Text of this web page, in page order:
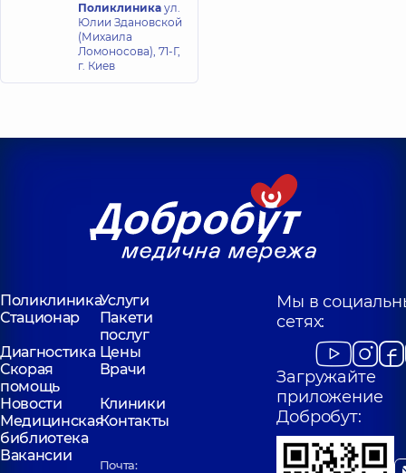
Поликлиника ул.
Юлии Здановской
(Михаила
Ломоносова), 71-Г,
г. Киев
ПоликлиникаУслуги
Стационар
Пакети
послуг
Диагностика Цены
Скорая
помощь
Врачи
Новости
Клиники
Медицинская
библиотека
Контакты
Вакансии
Почта:
Мы в
сетях:
Загружайте
приложение
Добробут: